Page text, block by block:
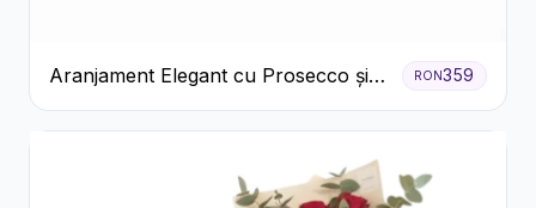
Aranjament Elegant cu Prosecco și
Flori Galbene.
RON359